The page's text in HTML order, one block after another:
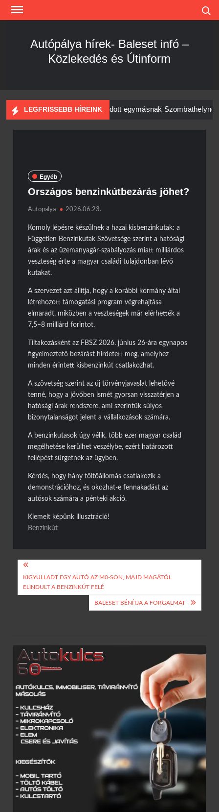
Skip
Autópálya hírek- Baleset infó –
Közlekedés és Útinform
LEGFRISSEBB HÍREINK
és személyautó csapódott egymásnak Szombathelynél
Egyéb
Országos benzinkútbezárás jöhet?
Autopalya 2026.06.23.
Komoly lépésre készülnek a hazai kisbenzinkutak: a
Független Benzinkutak Szövetsége szerint a hatósági
árak és az üzemanyagár-szabályozás miatt milliárdos
veszteség érte a magyar családi tulajdonban lévő
kutakat.
A szervezet azt állítja, hogy a korábbi kormány által
létrehozott támogatási program végrehajtása
elmaradt, miközben a veszteségek már elérhették a
7,5–8 milliárd forintot.
Tiltakozásként az FBSZ 2026. június 26-ára egynapos
figyelmeztető bezárást hirdetett meg, amelyhez
minden érintett kisbenzinkút csatlakozhat.
A szövetség szerint az új törvényjavaslat lehetővé
tenné, hogy a jövőben ismét gyorsan visszatérjen a
hatósági árak rendszere, ami szerintük súlyos
bizonytalanságot jelent a vállalkozások számára.
A benzinkutasok úgy vélik, több ezer magyar család
megélhetése kerülhet veszélybe, ezért határozott
fellépést sürgetnek az ügyben.
Kérdés, hogy hány töltőállomás csatlakozik a
demonstrációhoz, és okozhat-e fennakadást az
autósok számára a pénteki akció.
Kiemelt képünk illusztráció!
Benzinkút
Bejegyzés
navigáció
KIGYULLADT EGY AUTÓ AZ M0-SON, MAJD MAGÁTÓL
ELINDULT A BENZINKÚT FELÉ
BALESET BÉNÍTJA A FORGALMAT